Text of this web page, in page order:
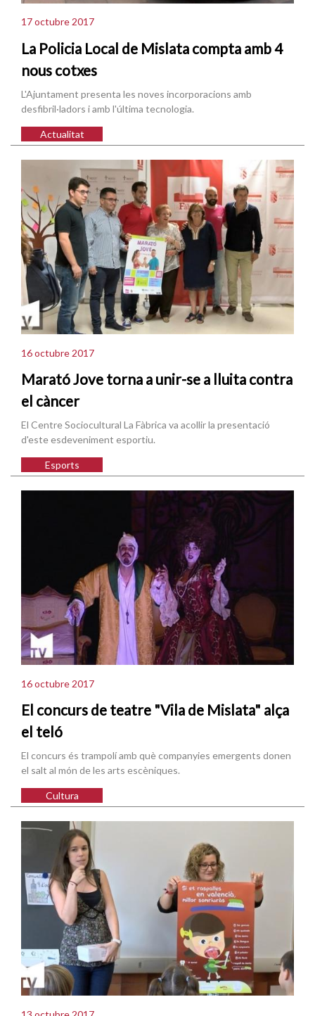
17 octubre 2017
La Policia Local de Mislata compta amb 4
nous cotxes
L'Ajuntament presenta les noves incorporacions amb
desfibril·ladors i amb l'última tecnologia.
Actualitat
16 octubre 2017
Marató Jove torna a unir-se a lluita contra
el càncer
El Centre Sociocultural La Fàbrica va acollir la presentació
d'este esdeveniment esportiu.
Esports
16 octubre 2017
El concurs de teatre "Vila de Mislata" alça
el teló
El concurs és trampolí amb què companyies emergents donen
el salt al món de les arts escèniques.
Cultura